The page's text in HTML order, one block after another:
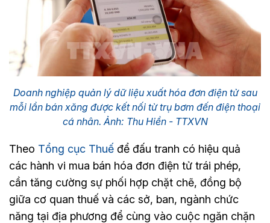
Doanh nghiệp quản lý dữ liệu xuất hóa đơn điện tử sau
mỗi lần bán xăng được kết nối từ trụ bơm đến điện thoại
cá nhân. Ảnh: Thu Hiền - TTXVN
Theo Tổng cục Thuế để đấu tranh có hiệu quả
các hành vi mua bán hóa đơn điện tử trái phép,
cần tăng cường sự phối hợp chặt chẽ, đồng bộ
giữa cơ quan thuế và các sở, ban, ngành chức
năng tại địa phương để cùng vào cuộc ngăn chặn